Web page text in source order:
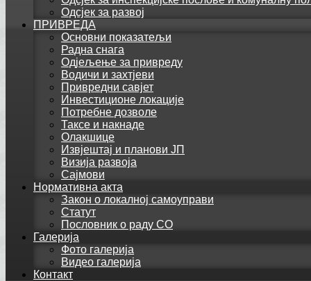
Одсјек за развој
ПРИВРЕДА
Основни показатељи
Радна снага
Одјељење за привреду
Водичи и захтјеви
Привредни савјет
Инвестиционе локације
Потребне дозволе
Таксе и накнаде
Олакшице
Извјештај и планови ЈП
Визија развоја
Сајмови
Нормативна акта
Закон о локалној самоуправи
Статут
Пословник о раду СО
Галерија
Фото галерија
Видео галерија
Контакт